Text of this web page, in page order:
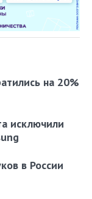
на 20%
исключили
в России